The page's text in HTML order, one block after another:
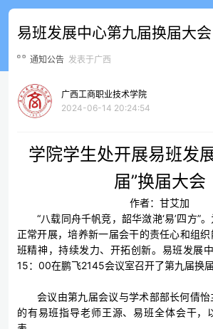
易班发展中心第九届换届大会
通知公告 发表于广西
广西工商职业技术学院
2024-06-14 20:24:54
学院学生处开展易班发
届”换届大会
作者：甘艾加
“八载同舟千帆竞，韶华潋滟‘易’四方”
正常开展，培养新一届会干的责任心和组
班精神，持续发力、开拓创新。易班发展
15：00在鹏飞2145会议室召开了第九届换届
会议由第九届会议与学术部部长何倩
的有易班指导老师王源、易班全体会干，